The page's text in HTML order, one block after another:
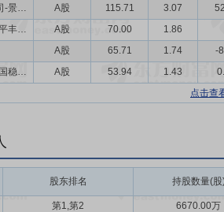
上海浦东发展银行股份有限公司-景顺长城新能源产业股票型证券投资基金
A股 115.71 3.07
中国光大银行股份有限公司-太平丰润一年定期开放债券型发起式证券投资基金
A股 70.00
1.86
A股 65.71 1.74
-
中国建设银行股份有限公司-富国稳健增长混合型证券投资基金
A股 53.94 1.43
点击查
股东排名 持股数量(股
第1,第2
6670.00万